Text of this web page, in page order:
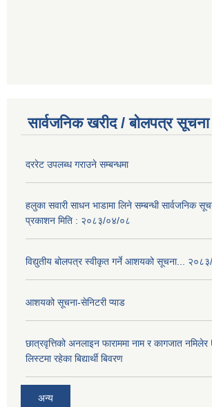
सार्वजनिक खरीद / बोलपत्र सूचना
दररेट उपलब्ध गराउने सम्बन्धमा
हलुका सवारी साधन भाडामा लिने सम्बन्धी सार्वजनिक
प्रकाशन मिति : २०८३/०४/०८
विद्युतीय बोलपत्र स्वीकृत गर्ने आशयको सूचना...
आशयको सूचना-सेनिटरी प्याड
छात्रवृत्तिको अनलाइन फाराममा नाम र कागजात
लिस्टमा रहेका बिद्यार्थी बिवरण
अन्य